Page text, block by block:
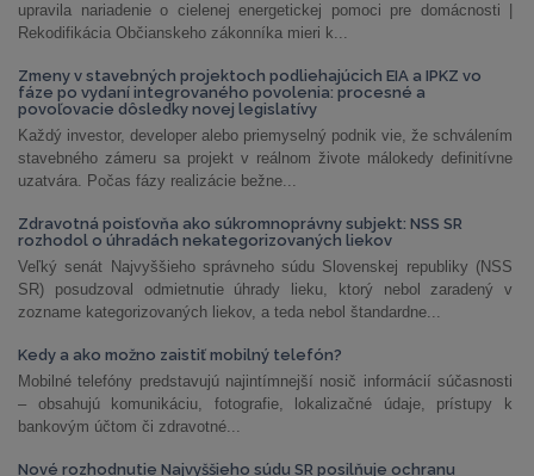
upravila nariadenie o cielenej energetickej pomoci pre domácnosti |
Rekodifikácia Občianskeho zákonníka mieri k...
Zmeny v stavebných projektoch podliehajúcich EIA a IPKZ vo
fáze po vydaní integrovaného povolenia: procesné a
povoľovacie dôsledky novej legislatívy
Každý investor, developer alebo priemyselný podnik vie, že schválením
stavebného zámeru sa projekt v reálnom živote málokedy definitívne
uzatvára. Počas fázy realizácie bežne...
Zdravotná poisťovňa ako súkromnoprávny subjekt: NSS SR
rozhodol o úhradách nekategorizovaných liekov
Veľký senát Najvyššieho správneho súdu Slovenskej republiky (NSS
SR) posudzoval odmietnutie úhrady lieku, ktorý nebol zaradený v
zozname kategorizovaných liekov, a teda nebol štandardne...
Kedy a ako možno zaistiť mobilný telefón?
Mobilné telefóny predstavujú najintímnejší nosič informácií súčasnosti
– obsahujú komunikáciu, fotografie, lokalizačné údaje, prístupy k
bankovým účtom či zdravotné...
Nové rozhodnutie Najvyššieho súdu SR posilňuje ochranu